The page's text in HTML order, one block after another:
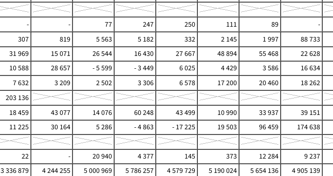
- - 77 247 250 111 89
-
307 819 5 563 5 182 332 2 145 1 997
88 733
31 969 15 071 26 544 16 430 27 667 48 894 55 468
22 628
10 588 28 657 - 5 599 - 3 449 6 025 4 429 3 586
16 634
7 632 3 209 2 502 3 306 6 578 17 200 20 460
18 262
203 136
18 459 43 077 14 076 60 248 43 499 10 990 33 937
39 151
11 225 30 164 5 286 - 4 863 - 17 225 19 503 96 459
174 638
22 - 20 940 4 377 145 373 12 284
9 237
3 336 879 4 244 255 5 000 969 5 786 257 4 579 729 5 190 024 5 654 136
4 905 139